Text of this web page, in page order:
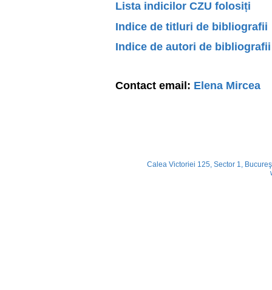
Lista indicilor CZU folosiți
Indice de titluri de bibliografii
Indice de autori de bibliografii
Contact email: Elena Mircea
Calea Victoriei 125, Sector 1,